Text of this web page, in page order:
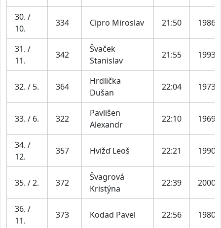
30. /
10.
334 Cipro Miroslav 21:50 1986
31. /
11.
342
Švaček
Stanislav
21:55 1993
32. / 5. 364
Hrdlička
Dušan
22:04 1973
33. / 6. 322
Pavlišen
Alexandr
22:10 1969
34. /
12.
357 Hvižď Leoš 22:21 1990
35. / 2. 372
Švagrová
Kristýna
22:39 2000
36. /
11.
373 Kodad Pavel 22:56 1980